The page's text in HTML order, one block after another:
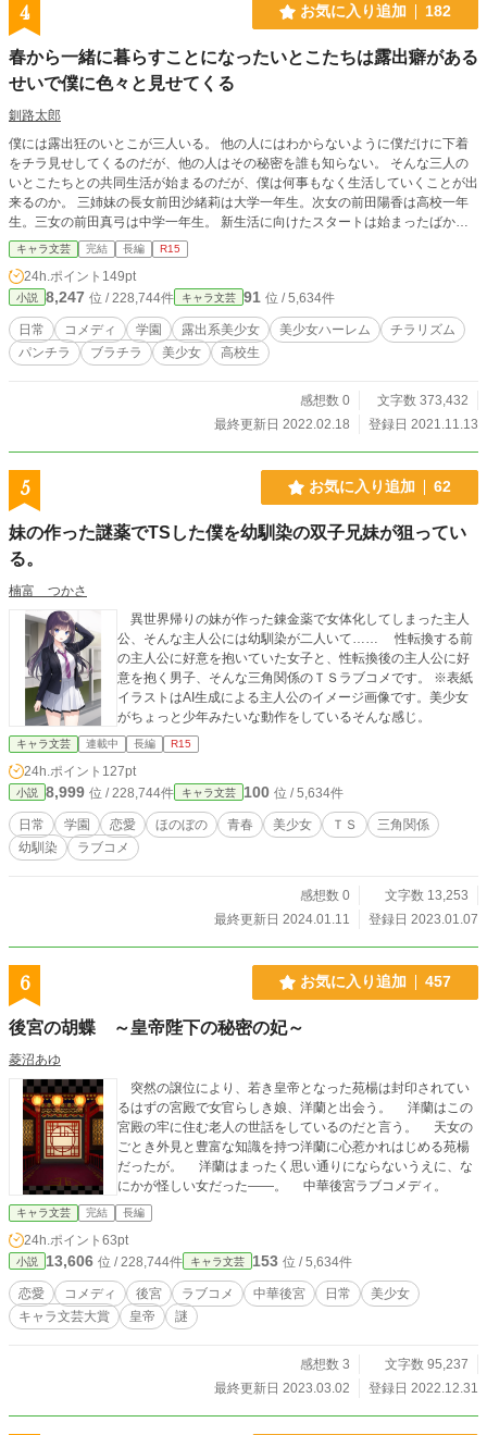
4 お気に入り追加 182
春から一緒に暮らすことになったいとこたちは露出癖がある
せいで僕に色々と見せてくる
釧路太郎
僕には露出狂のいとこが三人いる。 他の人にはわからないように僕だけに下着
をチラ見せしてくるのだが、他の人はその秘密を誰も知らない。 そんな三人の
いとこたちとの共同生活が始まるのだが、僕は何事もなく生活していくことが出
来るのか。 三姉妹の長女前田沙緒莉は大学一年生。次女の前田陽香は高校一年
生。三女の前田真弓は中学一年生。 新生活に向けたスタートは始まったばかり
なのだ。 この作品は「小説家になろう」「カクヨム」「ノベルアッププラ
ス」にも投稿しています。
キャラ文芸 完結 長編 R15
24h.ポイント 149pt
小説 8,247 位 / 228,744件 キャラ文芸 91 位 / 5,634件
日常 コメディ 学園 露出系美少女 美少女ハーレム
チラリズム
パンチラ
ブラチラ 美少女 高校生
感想数 0
文字数 373,432
最終更新日 2022.02.18
登録日 2021.11.13
5 お気に入り追加 62
妹の作った謎薬でTSした僕を幼馴染の双子兄妹が狙ってい
る。
楠富 つかさ
異世界帰りの妹が作った錬金薬で女体化してしまった主人
公、そんな主人公には幼馴染が二人いて…… 性転換する前
の主人公に好意を抱いていた女子と、性転換後の主人公に好
意を抱く男子、そんな三角関係のＴＳラブコメです。 ※表紙
イラストはAI生成による主人公のイメージ画像です。美少女
がちょっと少年みたいな動作をしているそんな感じ。
キャラ文芸 連載中 長編 R15
24h.ポイント 127pt
小説 8,999 位 / 228,744件 キャラ文芸 100 位 / 5,634件
日常 学園 恋愛 ほのぼの 青春 美少女 ＴＳ
三角関係
幼馴染
ラブコメ
感想数 0
文字数 13,253
最終更新日 2024.01.11
登録日 2023.01.07
6 お気に入り追加 457
後宮の胡蝶 ～皇帝陛下の秘密の妃～
菱沼あゆ
突然の譲位により、若き皇帝となった苑楊は封印されてい
るはずの宮殿で女官らしき娘、洋蘭と出会う。 洋蘭はこの
宮殿の牢に住む老人の世話をしているのだと言う。 天女の
ごとき外見と豊富な知識を持つ洋蘭に心惹かれはじめる苑楊
だったが。 洋蘭はまったく思い通りにならないうえに、な
にかが怪しい女だった――。 中華後宮ラブコメディ。
キャラ文芸 完結 長編
24h.ポイント 63pt
小説 13,606 位 / 228,744件 キャラ文芸 153 位 / 5,634件
恋愛 コメディ 後宮 ラブコメ 中華後宮 日常
美少女
キャラ文芸大賞
皇帝 謎
感想数 3
文字数 95,237
最終更新日 2023.03.02
登録日 2022.12.31